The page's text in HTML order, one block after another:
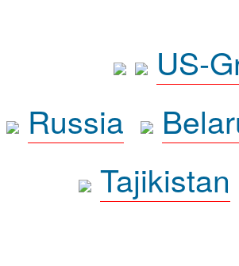
US-
Russia
Tajikistan